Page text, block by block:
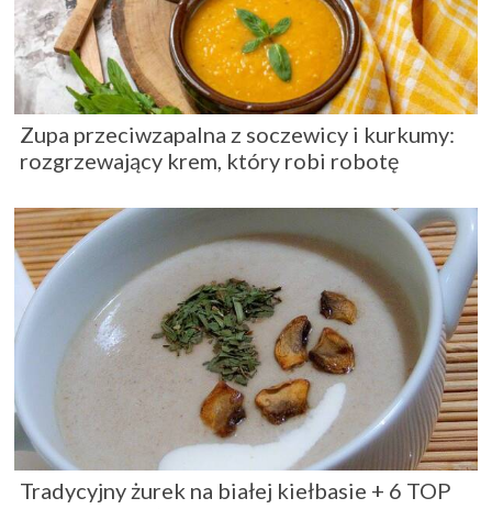
Zupa przeciwzapalna z soczewicy i kurkumy:
rozgrzewający krem, który robi robotę
Tradycyjny żurek na białej kiełbasie + 6 TOP